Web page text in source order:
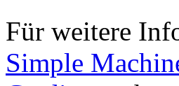
Für weitere
Simple